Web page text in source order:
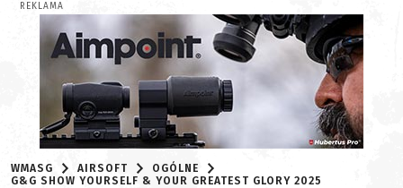
REKLAMA
WMASG AIRSOFT
OGÓLNE
G&G SHOW YOURSELF & YOUR GREATEST GLORY 2025